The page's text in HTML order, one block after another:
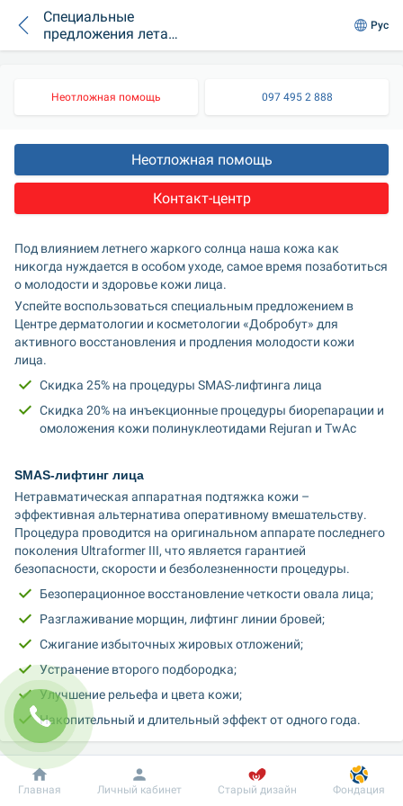
Специальные
предложения лета
для молодости
Рус
Неотложная помощь 097 495 2 888
Неотложная помощь
Контакт-центр
Под влиянием летнего жаркого солнца наша кожа как
никогда нуждается в особом уходе, самое время позаботиться
о молодости и здоровье кожи лица.
Успейте воспользоваться специальным предложением в
Центре дерматологии и косметологии «Добробут» для
активного восстановления и продления молодости кожи
лица.
Скидка 25% на процедуры SMAS-лифтинга лица
Скидка 20% на инъекционные процедуры биорепарации и
омоложения кожи полинуклеотидами Rejuran и TwAc
SMAS-лифтинг лица
Нетравматическая аппаратная подтяжка кожи –
эффективная альтернатива оперативному вмешательству.
Процедура проводится на оригинальном аппарате последнего
поколения Ultraformer III, что является гарантией
безопасности, скорости и безболезненности процедуры.
Безоперационное восстановление четкости овала лица;
Разглаживание морщин, лифтинг линии бровей;
Сжигание избыточных жировых отложений;
Устранение второго подбородка;
Улучшение рельефа и цвета кожи;
Накопительный и длительный эффект от одного года.
Биорепарация кожи полинуклеотидами Rejuran и TwAc
Методика инъекционного омоложения, запускающая в коже
Добробут Информация Пациенту
Главная Личный кабинет Старый дизайн Фондация